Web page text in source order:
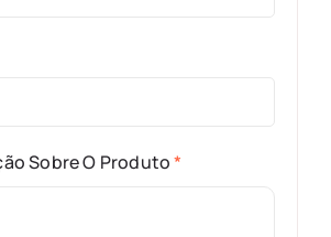
Sobre O Produto*